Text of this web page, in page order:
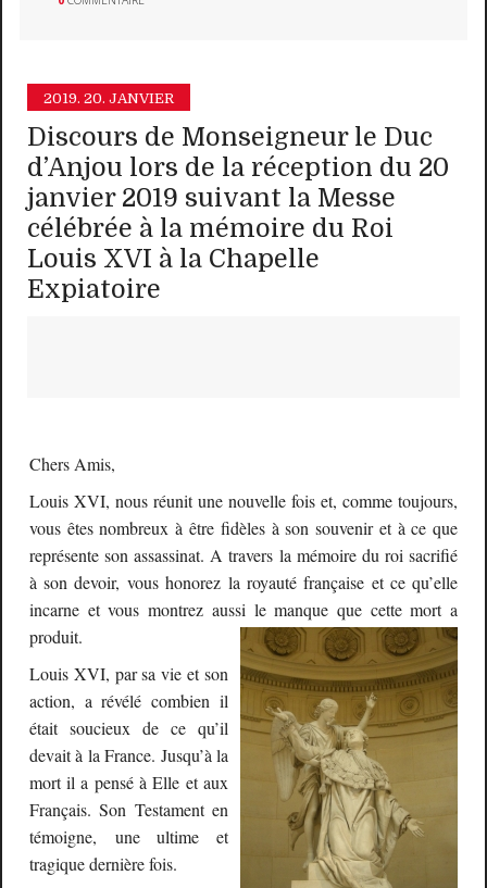
2019. 20. JANVIER
Discours de Monseigneur le Duc
d’Anjou lors de la réception du 20
janvier 2019 suivant la Messe
célébrée à la mémoire du Roi
Louis XVI à la Chapelle
Expiatoire
Chers Amis,
Louis XVI, nous réunit une nouvelle fois et, comme toujours,
vous êtes nombreux à être fidèles à son souvenir et à ce que
représente son assassinat. A travers la mémoire du roi sacrifié
à son devoir, vous honorez la royauté française et ce qu’elle
incarne et vous montrez aussi le manque que cette mort a
produit.
Louis XVI, par sa vie et son
action, a révélé combien il
était soucieux de ce qu’il
devait à la France. Jusqu’à la
mort il a pensé à Elle et aux
Français. Son Testament en
témoigne, une ultime et
tragique dernière fois.